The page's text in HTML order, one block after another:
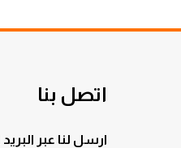
اتصل بنا
ارسل لنا عبر البريد